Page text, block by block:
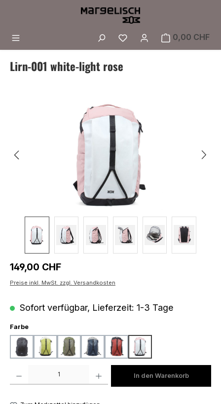
Zum Hauptinhalt springen
Du hast 0 Produkte
0,00 CHF
Lirn-001 white-light rose
Regulärer Preis:
149,00 CHF
Preise inkl. MwSt. zzgl. Versandkosten
Sofort verfügbar, Lieferzeit: 1-3 Tage
Farbeauswählen
blacklime-off white
olive-mud green
petrol-fog grey
rust-blackwhite-light rose
In den Warenkorb